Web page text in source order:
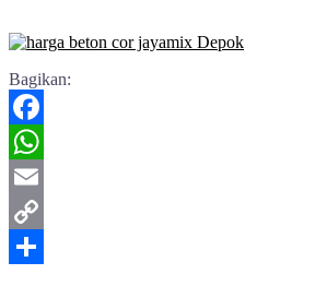
Bagikan:
Facebook
WhatsApp
Email
Copy